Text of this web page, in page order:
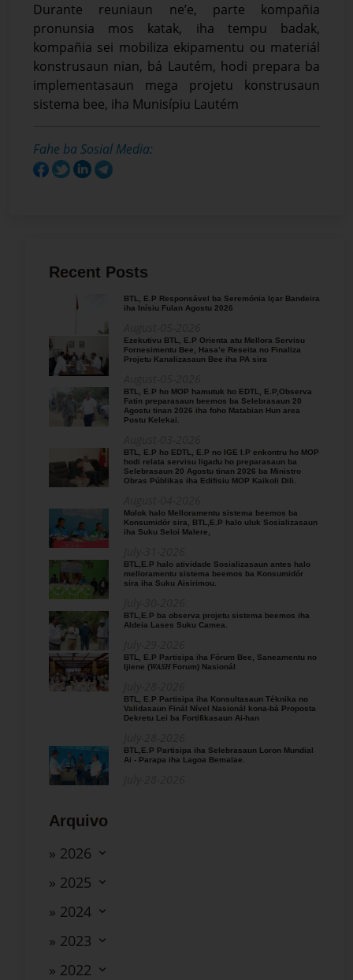
Durante reuniaun ne’e, parte kompañia
pronunsia mos katak, iha tempu badak,
kompañia sei mobiliza ekipamentu ou materiál
konstrusaun nian, bá Lautém, hodi prepara ba
implementasaun mega projetu konstrusaun
sistema bee, iha Munisípiu Lautém
Fahe ba Sosial Media:
Recent Posts
BTL, E.P Responsável ba Seremónia Içar Bandeira
iha Inísiu Fulan Agostu 2026
Ezekutivu BTL, E.P Orienta atu Mellora Servisu
Fornesimentu Bee, Hasa’e Reseita no Finaliza
Projetu Kanalizasaun Bee iha PA sira
BTL, E.P ho MOP hamutuk ho EDTL, E.P,Observa
Fatin preparasaun beemos ba Selebrasaun 20
Agostu tinan 2026 iha foho Matabian Hun area
Postu Kelekai.
BTL, E.P ho EDTL, E.P no IGE I.P enkontru ho MOP
hodi relata servisu ligadu ho preparasaun ba
Selebrasaun 20 Agostu tinan 2026 ba Ministro
Obras Públikas iha Edifisiu MOP Kaikoli Dili.
Molok halo Melloramentu sistema beemos ba
Konsumidór sira, BTL,E.P halo uluk Sosializasaun
iha Suku Seloi Malere,
BTL,E.P halo atividade Sosializasaun antes halo
melloramentu sistema beemos ba Konsumidór
sira iha Suku Aisirimou.
BTL,E.P ba observa projetu sistema beemos iha
Aldeia Lases Suku Camea.
BTL, E.P Partisipa iha Fórum Bee, Saneamentu no
Ijiene (𝑊𝐴𝑆𝐻 Forum) Nasionál
BTL, E.P Partisipa iha Konsultasaun Téknika no
Validasaun Finál Nível Nasionál kona-bá Proposta
Dekretu Lei ba Fortifikasaun Ai-han
BTL,E.P Partisipa iha Selebrasaun Loron Mundial
Ai - Parapa iha Lagoa Bemalae.
Arquivo
» 2026
» 2025
» 2024
» 2023
» 2022